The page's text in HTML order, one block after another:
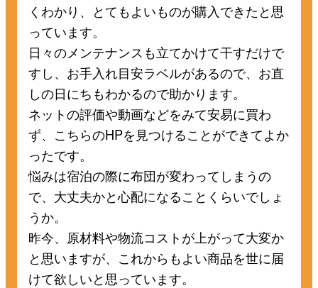
くわかり、とてもよいものが購入できたと思
っています。
日々のメンテナンスも立てかけて干すだけで
すし、お手入れ目安ラベルがあるので、お直
しの日にちもわかるので助かります。
ネットの評価や動画などをみて安易に買わ
ず、こちらのHPを見つけることができてよか
ったです。
悩みは宿泊の際に布団が変わってしまうの
で、大丈夫かと心配になることくらいでしょ
うか。
昨今、原材料や物流コストが上がって大変か
と思いますが、これからもよい商品を世に届
けて欲しいと思っています。